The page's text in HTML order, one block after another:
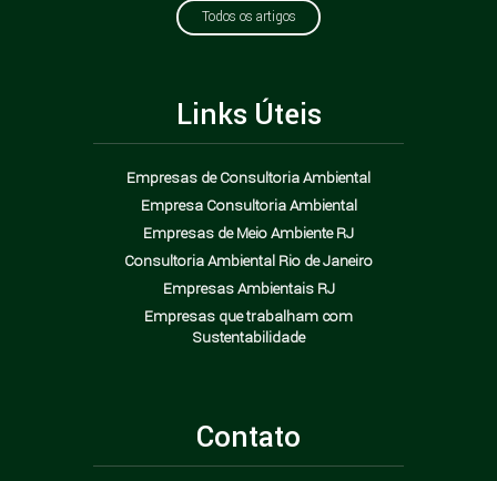
Todos os artigos
Links Úteis
Empresas de Consultoria Ambiental
Empresa Consultoria Ambiental
Empresas de Meio Ambiente RJ
Consultoria Ambiental Rio de Janeiro
Empresas Ambientais RJ
Empresas que trabalham com
Sustentabilidade
Contato